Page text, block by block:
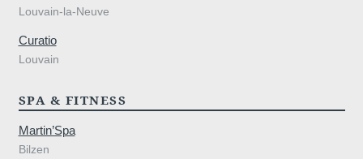
Louvain-la-Neuve
Curatio
Louvain
SPA & FITNESS
Martin’Spa
Bilzen
44 51 11